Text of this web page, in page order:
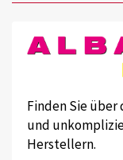
Finden Sie
und
Herstellern.